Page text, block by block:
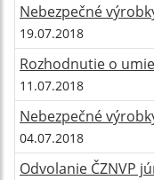
Nebezpečné
19.07.2018
Rozhodnutie o
11.07.2018
Nebezpečné
04.07.2018
Odvolanie ČZNVP